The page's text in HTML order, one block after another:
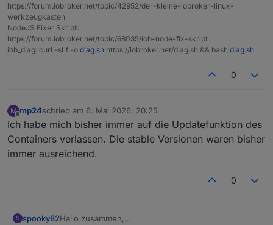
https://forum.iobroker.net/topic/42952/der-kleine-iobroker-linux-
werkzeugkasten
NodeJS Fixer Skript:
https://forum.iobroker.net/topic/68035/iob-node-fix-skript
iob_diag: curl -sLf -o diag.sh https://iobroker.net/diag.sh && bash diag.sh
0
M
Offline
mp24schrieb am 6. Mai 2026, 20:25
zuletzt editiert von
Ich habe mich bisher immer auf die Updatefunktion des
Containers verlassen. Die stable Versionen waren bisher
immer ausreichend.
0
S spooky82Hallo zusammen,